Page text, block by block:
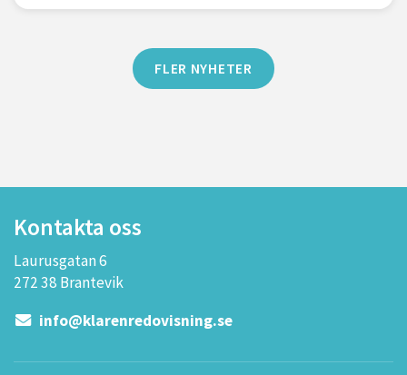
FLER NYHETER
Kontakta oss
Laurusgatan 6
272 38 Brantevik
info@klarenredovisning.se